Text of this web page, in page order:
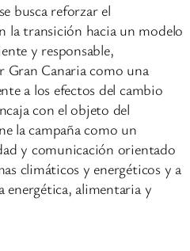
busca reforzar el
la transición hacia un modelo
y responsable,
Canaria como una
a los efectos del cambio
con el objeto del
la campaña como un
y comunicación orientado
climáticos y energéticos y a
energética, alimentaria y